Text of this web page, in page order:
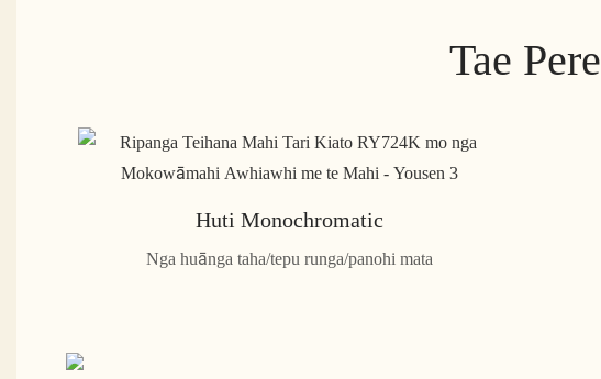
Tae
Huti Monochromatic
Nga huānga taha/tepu runga/panohi mata